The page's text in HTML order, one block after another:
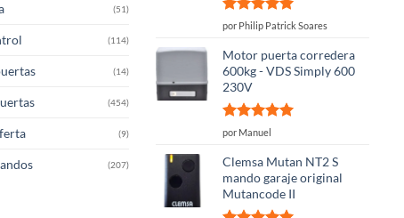
(51)
(114)
(14)
(454)
(9)
(207)
Valorado
por Philip Patrick Soares
Motor puerta corredera
600kg - VDS Simply 600
230V
Valorado
por Manuel
Clemsa Mutan NT2 S
mando garaje original
Mutancode II